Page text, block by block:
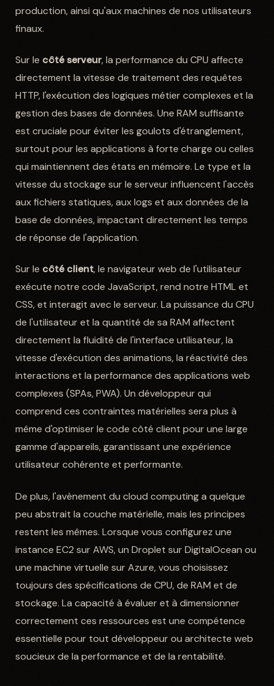
production, ainsi qu'aux machines de nos utilisateurs
finaux.
Sur le côté serveur, la performance du CPU affecte
directement la vitesse de traitement des requêtes
HTTP, l'exécution des logiques métier complexes et la
gestion des bases de données. Une RAM suffisante
est cruciale pour éviter les goulots d'étranglement,
surtout pour les applications à forte charge ou celles
qui maintiennent des états en mémoire. Le type et la
vitesse du stockage sur le serveur influencent l'accès
aux fichiers statiques, aux logs et aux données de la
base de données, impactant directement les temps
de réponse de l'application.
Sur le côté client, le navigateur web de l'utilisateur
exécute notre code JavaScript, rend notre HTML et
CSS, et interagit avec le serveur. La puissance du CPU
de l'utilisateur et la quantité de sa RAM affectent
directement la fluidité de l'interface utilisateur, la
vitesse d'exécution des animations, la réactivité des
interactions et la performance des applications web
complexes (SPAs, PWA). Un développeur qui
comprend ces contraintes matérielles sera plus à
même d'optimiser le code côté client pour une large
gamme d'appareils, garantissant une expérience
utilisateur cohérente et performante.
De plus, l'avènement du cloud computing a quelque
peu abstrait la couche matérielle, mais les principes
restent les mêmes. Lorsque vous configurez une
instance EC2 sur AWS, un Droplet sur DigitalOcean ou
une machine virtuelle sur Azure, vous choisissez
toujours des spécifications de CPU, de RAM et de
stockage. La capacité à évaluer et à dimensionner
correctement ces ressources est une compétence
essentielle pour tout développeur ou architecte web
soucieux de la performance et de la rentabilité.